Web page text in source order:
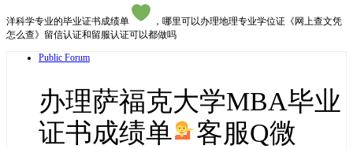
洋科学专业的毕业证书成绩单
，哪里可以办理地理专业学位证《网上查文凭
怎么查》留信认证和留服认证可以都做吗
Public Forum
办理萨福克大学MBA毕业
证书成绩单
客服Q微